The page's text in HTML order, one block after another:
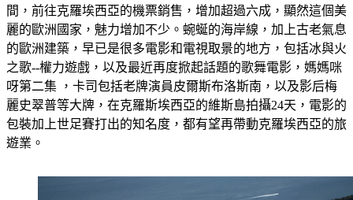
麗的歐洲國家，魅力增加不少。蜿蜒的海岸線，加上古老氣息
的歐洲建築，早已是很多電影和電視取景的地方，包括冰與火
之歌--權力遊戲，以及最近再度掀起話題的歌舞電影，媽媽咪
呀第二集 ，卡司包括老牌演員皮爾斯布洛斯南，以及影后梅
麗史翠普等大牌，在克羅斯埃西亞的維斯島拍攝24天，電影的
包裝加上世足賽打出的知名度，都有望再帶動克羅埃西亞的旅
遊業。